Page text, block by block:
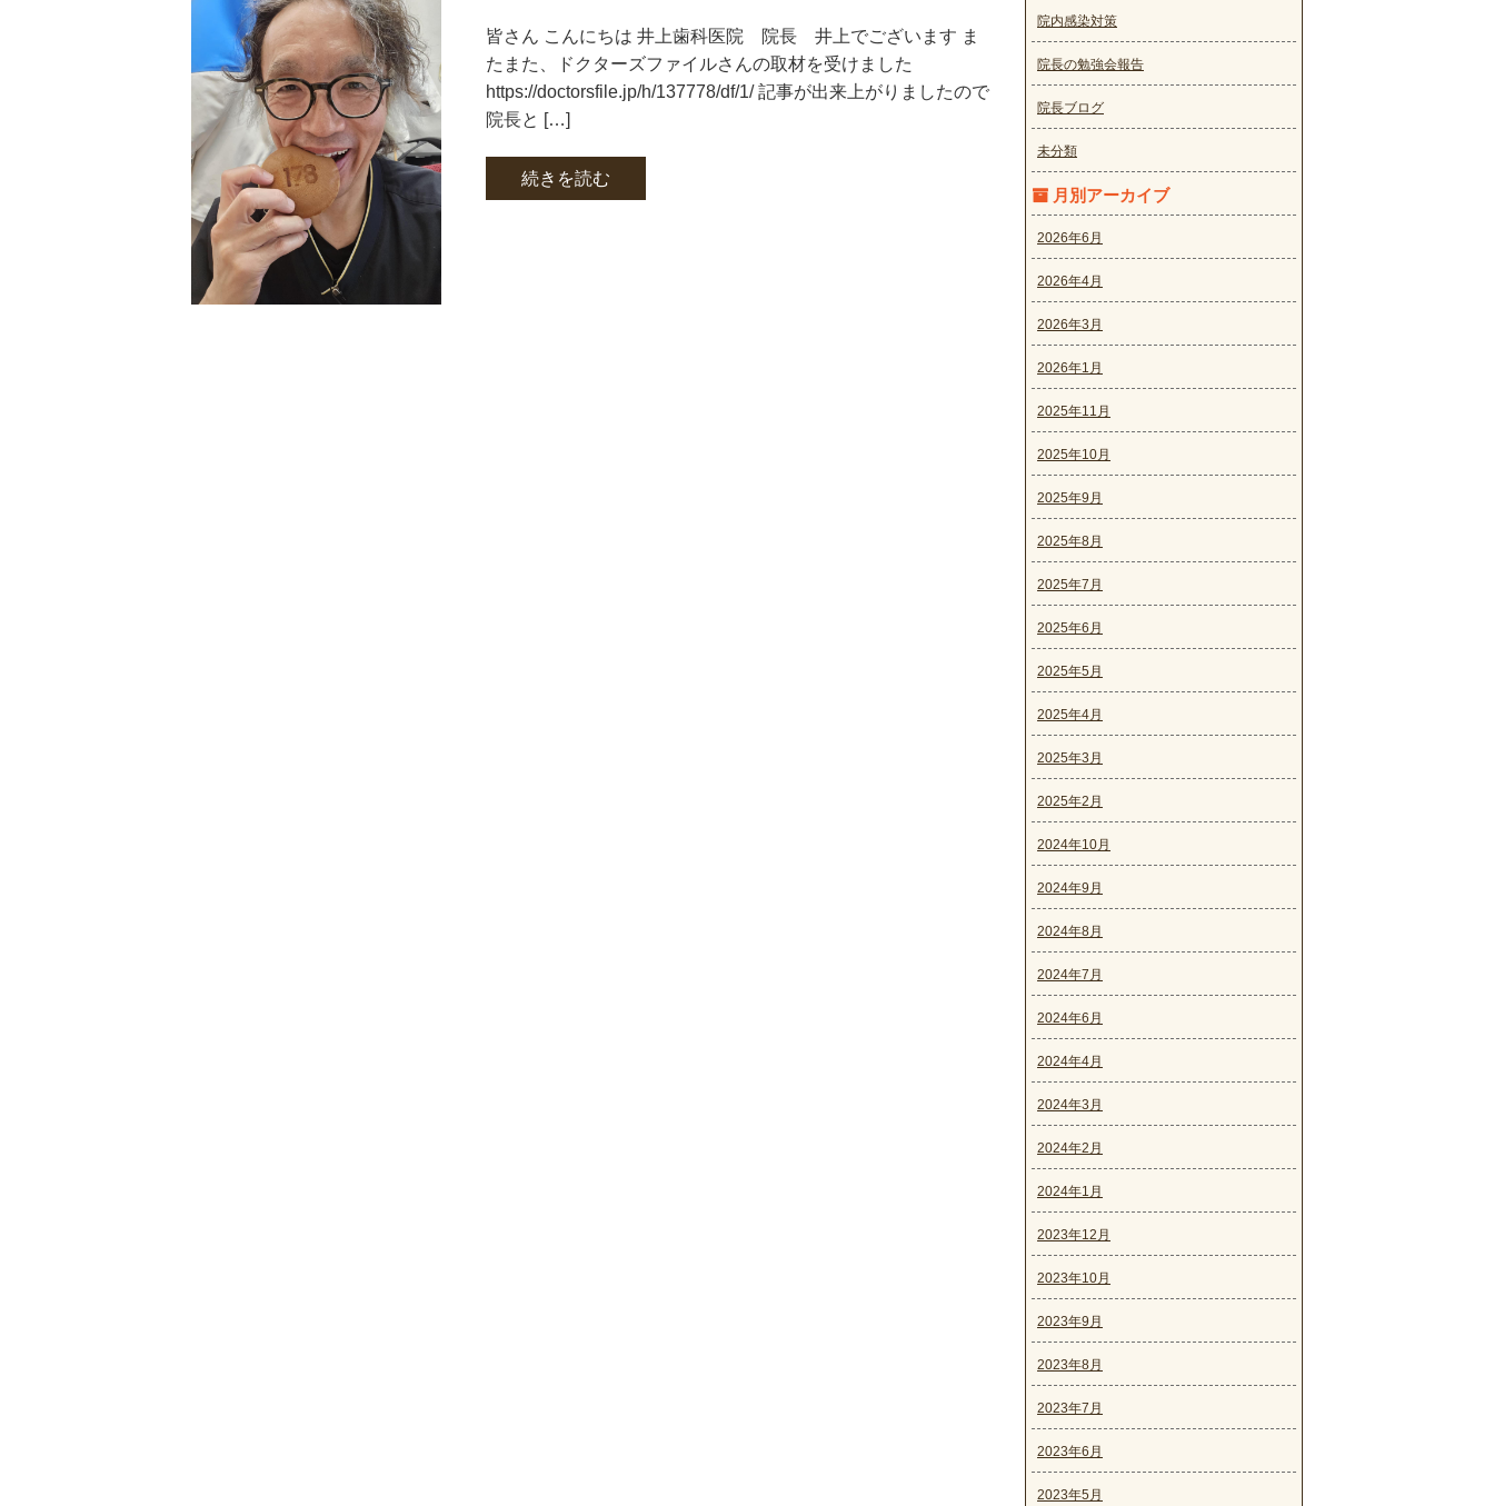
皆さん こんにちは 井上歯科医院 院長 井上でございます ま
たまた、ドクターズファイルさんの取材を受けました
https://doctorsfile.jp/h/137778/df/1/ 記事が出来上がりましたので
院長と […]
続きを読む
院内感染対策
院長の勉強会報告
院長ブログ
未分類
月別アーカイブ
2026年6月
2026年4月
2026年3月
2026年1月
2025年11月
2025年10月
2025年9月
2025年8月
2025年7月
2025年6月
2025年5月
2025年4月
2025年3月
2025年2月
2024年10月
2024年9月
2024年8月
2024年7月
2024年6月
2024年4月
2024年3月
2024年2月
2024年1月
2023年12月
2023年10月
2023年9月
2023年8月
2023年7月
2023年6月
2023年5月